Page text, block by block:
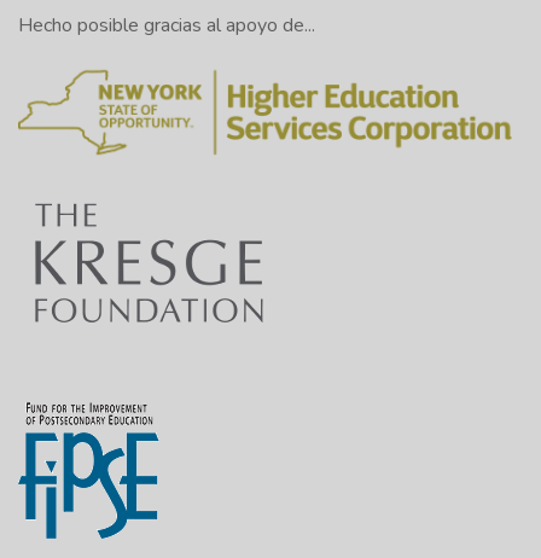
Hecho posible gracias al apoyo de...